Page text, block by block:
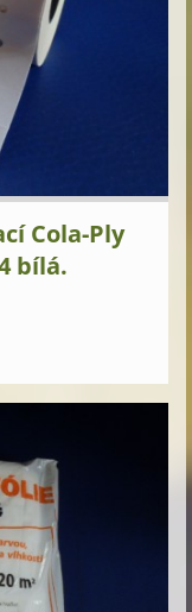
Cola-Ply
bílá.